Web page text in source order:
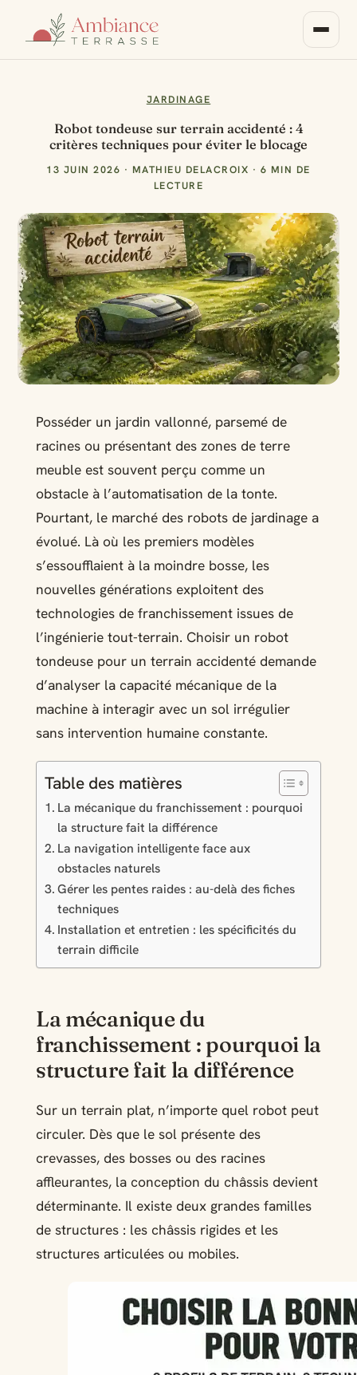
JARDINAGE
Robot tondeuse sur terrain accidenté : 4
critères techniques pour éviter le blocage
13 JUIN 2026 · MATHIEU DELACROIX · 6 MIN DE
LECTURE
Posséder un jardin vallonné, parsemé de
racines ou présentant des zones de terre
meuble est souvent perçu comme un
obstacle à l’automatisation de la tonte.
Pourtant, le marché des robots de jardinage a
évolué. Là où les premiers modèles
s’essoufflaient à la moindre bosse, les
nouvelles générations exploitent des
technologies de franchissement issues de
l’ingénierie tout-terrain. Choisir un robot
tondeuse pour un terrain accidenté demande
d’analyser la capacité mécanique de la
machine à interagir avec un sol irrégulier
sans intervention humaine constante.
Table des matières
La mécanique du franchissement : pourquoi
la structure fait la différence
La navigation intelligente face aux
obstacles naturels
Gérer les pentes raides : au-delà des fiches
techniques
Installation et entretien : les spécificités du
terrain difficile
La mécanique du
franchissement : pourquoi la
structure fait la différence
Sur un terrain plat, n’importe quel robot peut
circuler. Dès que le sol présente des
crevasses, des bosses ou des racines
affleurantes, la conception du châssis devient
déterminante. Il existe deux grandes familles
de structures : les châssis rigides et les
structures articulées ou mobiles.